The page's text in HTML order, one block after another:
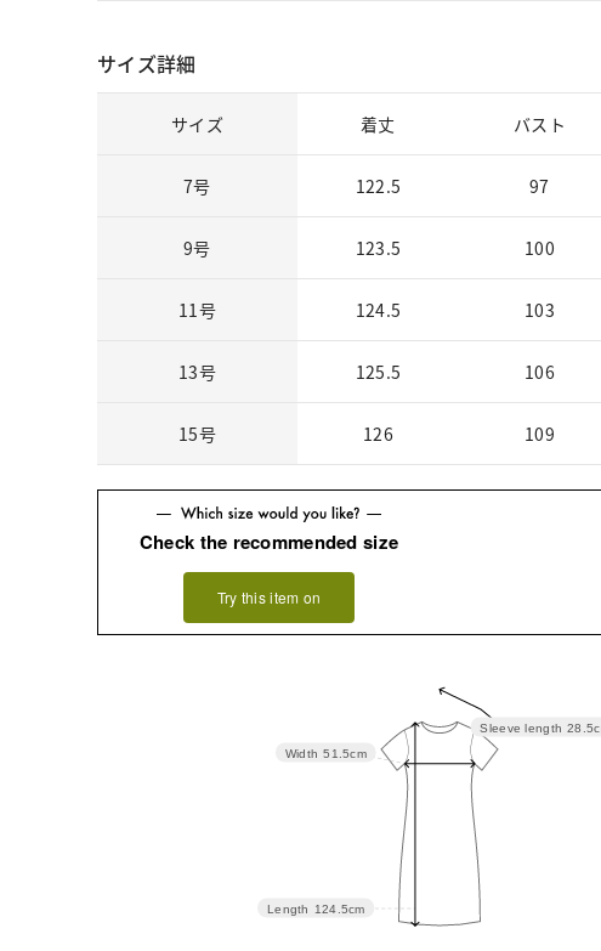
サイズ詳細
サイズ 着丈 バスト
7号 122.5 97
9号 123.5 100
11号 124.5 103
13号 125.5 106
15号 126 109
Check the recommended size
Try this item on
Sleeve length
Length 124.5cm
Width 51.5cm